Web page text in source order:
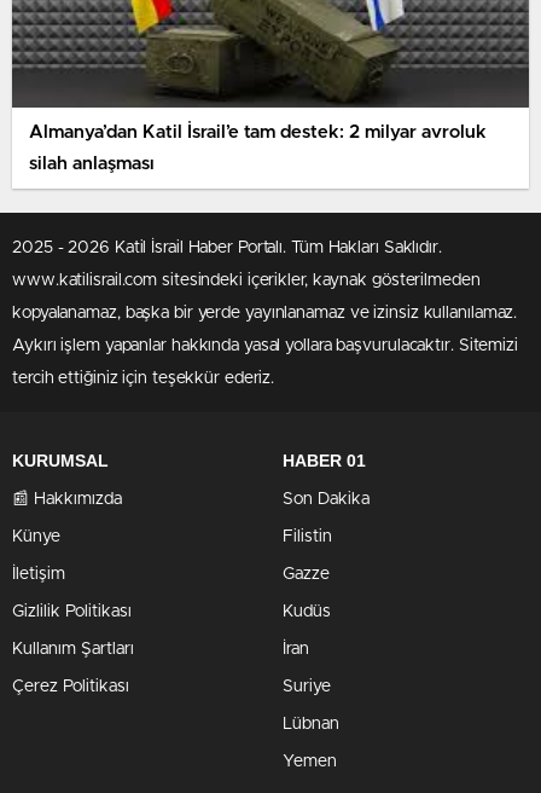
Almanya’dan Katil İsrail’e tam destek: 2 milyar avroluk
silah anlaşması
2025 - 2026 Katil İsrail Haber Portalı. Tüm Hakları Saklıdır.
www.katilisrail.com sitesindeki içerikler, kaynak gösterilmeden
kopyalanamaz, başka bir yerde yayınlanamaz ve izinsiz kullanılamaz.
Aykırı işlem yapanlar hakkında yasal yollara başvurulacaktır. Sitemizi
tercih ettiğiniz için teşekkür ederiz.
KURUMSAL
📰 Hakkımızda
Künye
İletişim
Gizlilik Politikası
Kullanım Şartları
Çerez Politikası
HABER 01
Son Dakika
Filistin
Gazze
Kudüs
İran
Suriye
Lübnan
Yemen